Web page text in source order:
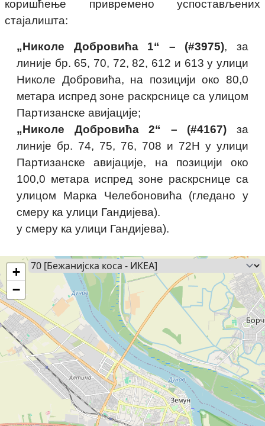
коришћење привремено успостављених
стајалишта:
„Николе Добровића 1“ – (#3975), за
линије бр. 65, 70, 72, 82, 612 и 613 у улици
Николе Добровића, на позицији око 80,0
метара испред зоне раскрснице са улицом
Партизанске авијације;
„Николе Добровића 2“ – (#4167) за
линије бр. 74, 75, 76, 708 и 72Н у улици
Партизанске авијације, на позицији око
100,0 метара испред зоне раскрснице са
улицом Марка Челебоновића (гледано у
смеру ка улици Гандијева).
у смеру ка улици Гандијева).
+
−